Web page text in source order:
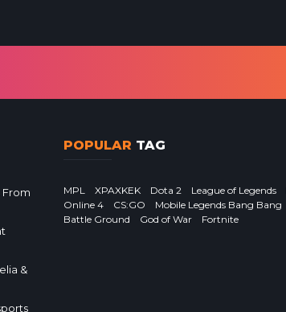
From
&
POPULAR TAG
MPL XPAXKEK Dota 2 League of Legends
Online 4
CS:GO Mobile Legends Bang Bang
Battle Ground
God of War Fortnite